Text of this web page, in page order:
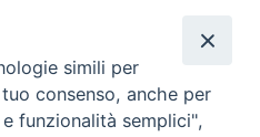
DI ALBANO
- Fax.: 06.9323844
simili per
consenso, anche per
funzionalità semplici",